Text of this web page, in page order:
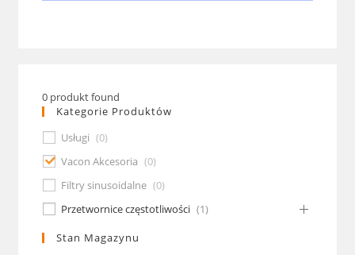
0 produkt found
Kategorie Produktów
Usługi (0)
Vacon Akcesoria (0)
Filtry sinusoidalne (0)
Przetwornice częstotliwości (1)
Stan Magazynu